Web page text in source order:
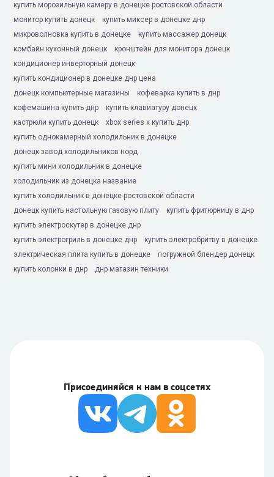
купить морозильную камеру в донецке ростовской области
монитор купить донецк
купить миксер в донецке днр
микроволновка купить в донецке
купить массажер донецк
комбайн кухонный донецк
кронштейн для монитора донецк
кондиционер инверторный донецк
купить кондиционер в донецке днр цена
донецк компьютерные магазины
кофеварка купить в днр
кофемашина купить днр
купить клавиатуру донецк
кастрюли купить донецк
xbox series x купить днр
купить однокамерный холодильник в донецке
донецк завод холодильников норд
купить мини холодильник в донецке
холодильник из донецка название
купить холодильник в донецке ростовской области
донецк купить настольную газовую плиту
купить фритюрницу в днр
купить электроскутер в донецке днр
купить электрогриль в донецке днр
купить электробритву в донецке
электрическая плита купить в донецке
погружной блендер донецк
купить колонки в днр
днр магазин техники
Присоединяйся к нам в соцсетях